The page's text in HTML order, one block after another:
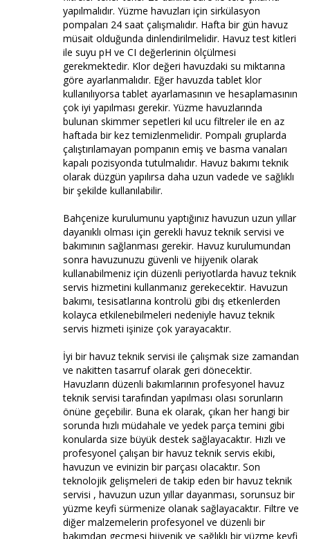
yapılmalıdır. Yüzme havuzları için sirkülasyon
pompaları 24 saat çalışmalıdır. Hafta bir gün havuz
müsait olduğunda dinlendirilmelidir. Havuz test kitleri
ile suyu pH ve CI değerlerinin ölçülmesi
gerekmektedir. Klor değeri havuzdaki su miktarına
göre ayarlanmalıdır. Eğer havuzda tablet klor
kullanılıyorsa tablet ayarlamasının ve hesaplamasının
çok iyi yapılması gerekir. Yüzme havuzlarında
bulunan skimmer sepetleri kıl ucu filtreler ile en az
haftada bir kez temizlenmelidir. Pompalı gruplarda
çalıştırılamayan pompanın emiş ve basma vanaları
kapalı pozisyonda tutulmalıdır. Havuz bakımı teknik
olarak düzgün yapılırsa daha uzun vadede ve sağlıklı
bir şekilde kullanılabilir.
Bahçenize kurulumunu yaptığınız havuzun uzun yıllar
dayanıklı olması için gerekli havuz teknik servisi ve
bakımının sağlanması gerekir. Havuz kurulumundan
sonra havuzunuzu güvenli ve hijyenik olarak
kullanabilmeniz için düzenli periyotlarda havuz teknik
servis hizmetini kullanmanız gerekecektir. Havuzun
bakımı, tesisatlarına kontrolü gibi dış etkenlerden
kolayca etkilenebilmeleri nedeniyle havuz teknik
servis hizmeti işinize çok yarayacaktır.
İyi bir havuz teknik servisi ile çalışmak size zamandan
ve nakitten tasarruf olarak geri dönecektir.
Havuzların düzenli bakımlarının profesyonel havuz
teknik servisi tarafından yapılması olası sorunların
önüne geçebilir. Buna ek olarak, çıkan her hangi bir
sorunda hızlı müdahale ve yedek parça temini gibi
konularda size büyük destek sağlayacaktır. Hızlı ve
profesyonel çalışan bir havuz teknik servis ekibi,
havuzun ve evinizin bir parçası olacaktır. Son
teknolojik gelişmeleri de takip eden bir havuz teknik
servisi , havuzun uzun yıllar dayanması, sorunsuz bir
yüzme keyfi sürmenize olanak sağlayacaktır. Filtre ve
diğer malzemelerin profesyonel ve düzenli bir
bakımdan geçmesi hijyenik ve sağlıklı bir yüzme keyfi